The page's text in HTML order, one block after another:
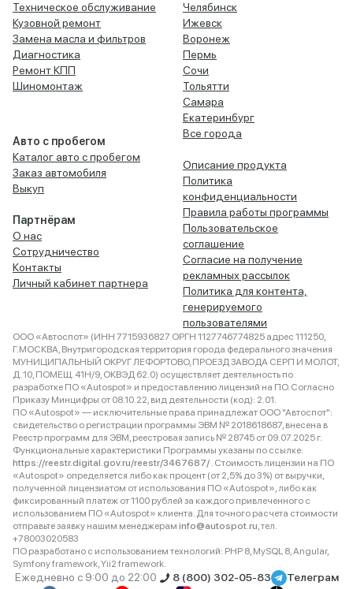
Техническое обслуживание
Кузовной ремонт
Замена масла и фильтров
Диагностика
Ремонт КПП
Шиномонтаж
Авто с пробегом
Каталог авто с пробегом
Заказ автомобиля
Выкуп
Партнёрам
О нас
Сотрудничество
Контакты
Личный кабинет партнера
Челябинск
Ижевск
Воронеж
Пермь
Сочи
Тольятти
Самара
Екатеринбург
Все города
Описание продукта
Политика
конфиденциальности
Правила работы программы
Пользовательское
соглашение
Согласие на получение
рекламных рассылок
Политика для контента,
генерируемого
пользователями
ООО «Автоспот» (ИНН 7715936827 ОРГН 1127746774825 адрес 111250,
Г.МОСКВА, Внутригородская территория города федерального значения
МУНИЦИПАЛЬНЫЙ ОКРУГ ЛЕФОРТОВО, ПРОЕЗД ЗАВОДА СЕРП И МОЛОТ,
Д. 10, ПОМЕЩ. 41Н/9, ОКВЭД 62.0) осуществляет деятельность по
разработке ПО «Autospot» и предоставлению лицензий на ПО. Согласно
Приказу Минцифры от 08.10.22, вид деятельности (код): 2.01.
ПО «Autospot» — исключительные права принадлежат ООО "Автоспот":
свидетельство о регистрации программы ЭВМ № 2018618687, внесена в
Реестр программ для ЭВМ, реестровая запись № 28745 от 09.07.2025 г.
Функциональные характеристики Программы указаны по ссылке:
https://reestr.digital.gov.ru/reestr/3467687/ . Стоимость лицензии на ПО
«Autospot» определяется либо как процент (от 2,5% до 3%) от выручки,
полученной лицензиатом от использования ПО «Autospot», либо как
фиксированный платеж от 1100 рублей за каждого привлеченного с
использованием ПО «Autospot» клиента. Для точного расчета стоимости
отправьте заявку нашим менеджерам info@autospot.ru, тел.
+78003020583
ПО разработано с использованием технологий: PHP 8, MySQL 8, Angular,
Symfony framework, Yii2 framework.
Ежедневно с 9:00 до 22:00 8 (800) 302-05-83
Телеграм